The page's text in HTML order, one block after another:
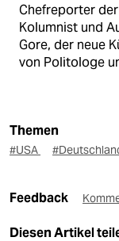
Chefreporter der
Kolumnist und
Gore, der neue
von Politologe
Themen
#USA
Feedback
Diesen Artikel